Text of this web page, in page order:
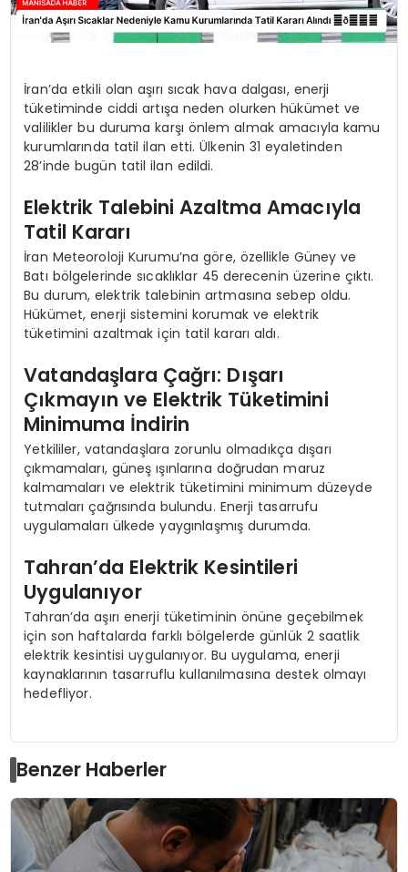
İran’da etkili olan aşırı sıcak hava dalgası, enerji
tüketiminde ciddi artışa neden olurken hükümet ve
valilikler bu duruma karşı önlem almak amacıyla kamu
kurumlarında tatil ilan etti. Ülkenin 31 eyaletinden
28’inde bugün tatil ilan edildi.
Elektrik Talebini Azaltma Amacıyla
Tatil Kararı
İran Meteoroloji Kurumu’na göre, özellikle Güney ve
Batı bölgelerinde sıcaklıklar 45 derecenin üzerine çıktı.
Bu durum, elektrik talebinin artmasına sebep oldu.
Hükümet, enerji sistemini korumak ve elektrik
tüketimini azaltmak için tatil kararı aldı.
Vatandaşlara Çağrı: Dışarı
Çıkmayın ve Elektrik Tüketimini
Minimuma İndirin
Yetkililer, vatandaşlara zorunlu olmadıkça dışarı
çıkmamaları, güneş ışınlarına doğrudan maruz
kalmamaları ve elektrik tüketimini minimum düzeyde
tutmaları çağrısında bulundu. Enerji tasarrufu
uygulamaları ülkede yaygınlaşmış durumda.
Tahran’da Elektrik Kesintileri
Uygulanıyor
Tahran’da aşırı enerji tüketiminin önüne geçebilmek
için son haftalarda farklı bölgelerde günlük 2 saatlik
elektrik kesintisi uygulanıyor. Bu uygulama, enerji
kaynaklarının tasarruflu kullanılmasına destek olmayı
hedefliyor.
Benzer Haberler